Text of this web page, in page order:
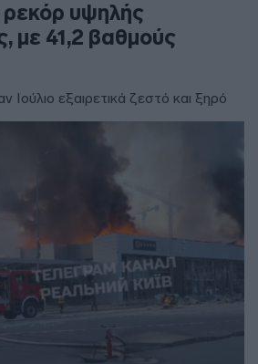
υψηλής
με 41,2 βαθμούς
Ιούλιο εξαιρετικά ζεστό και ξηρό